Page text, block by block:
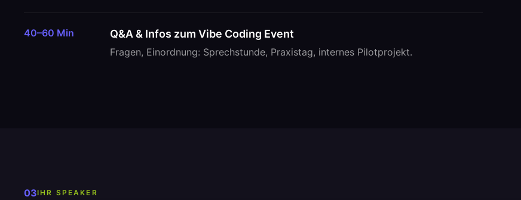
40–60 Min Q&A & Infos zum Vibe Coding Event
Fragen, Einordnung: Sprechstunde, Praxistag, internes Pilotprojekt.
03IHR SPEAKER